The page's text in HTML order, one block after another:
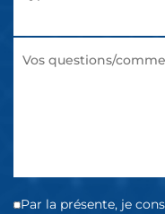
Par la présente, je